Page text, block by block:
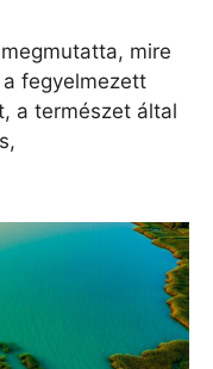
mire
fegyelmezett
a természet által